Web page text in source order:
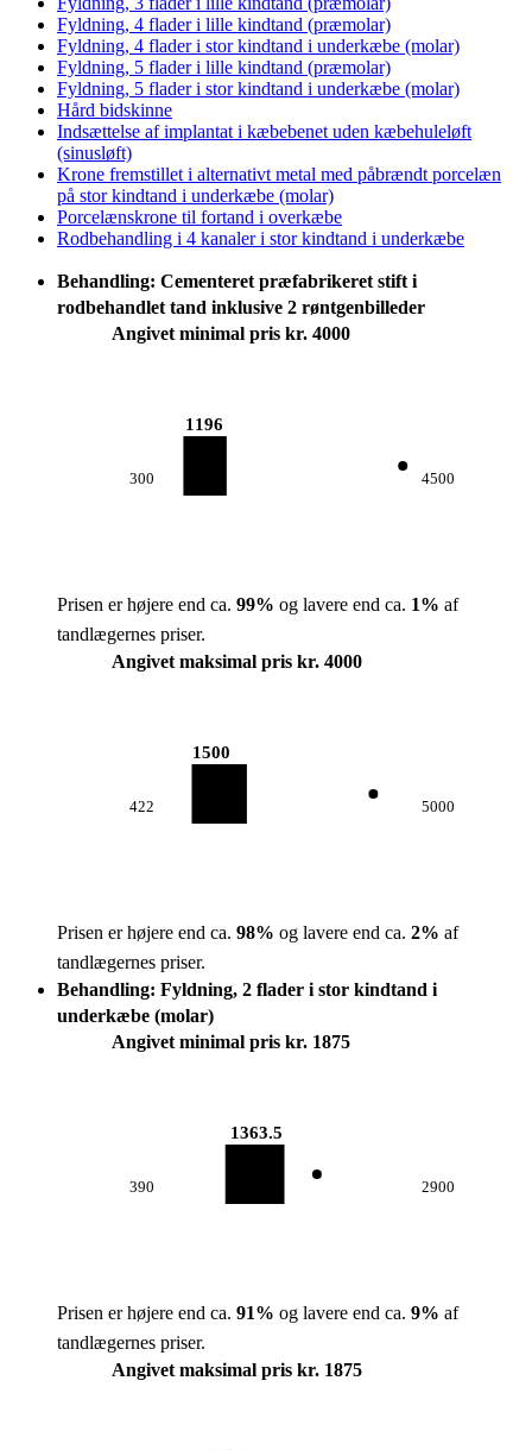
Fyldning, 4 flader i lille kindtand (præmolar)
Fyldning, 4 flader i stor kindtand i underkæbe (molar)
Fyldning, 5 flader i lille kindtand (præmolar)
Fyldning, 5 flader i stor kindtand i underkæbe (molar)
Hård bidskinne
Indsættelse af implantat i kæbebenet uden kæbehuleløft
(sinusløft)
Krone fremstillet i alternativt metal med påbrændt porcelæn
på stor kindtand i underkæbe (molar)
Porcelænskrone til fortand i overkæbe
Rodbehandling i 4 kanaler i stor kindtand i underkæbe
Behandling: Cementeret præfabrikeret stift i
rodbehandlet tand inklusive 2 røntgenbilleder
Angivet minimal pris kr. 4000
300
1196
4500
Prisen er højere end ca. 99% og lavere end ca. 1% af
tandlægernes priser.
Angivet maksimal pris kr. 4000
422
1500
5000
Prisen er højere end ca. 98% og lavere end ca. 2% af
tandlægernes priser.
Behandling: Fyldning, 2 flader i stor kindtand i
underkæbe (molar)
Angivet minimal pris kr. 1875
390
1363.5
2900
Prisen er højere end ca. 91% og lavere end ca. 9% af
tandlægernes priser.
Angivet maksimal pris kr. 1875